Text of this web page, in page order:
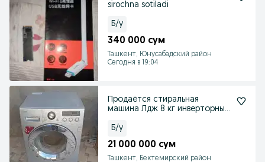
sirochna sotiladi
Б/у
340 000 сум
Ташкент, Юнусабадский район
Сегодня в 19:04
Продаётся стиральная
машина Лдж 8 кг инверторным
Б/у
21 000 000 сум
Ташкент, Бектемирский район